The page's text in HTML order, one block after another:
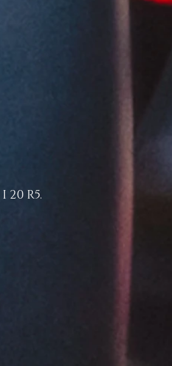
20 R5.